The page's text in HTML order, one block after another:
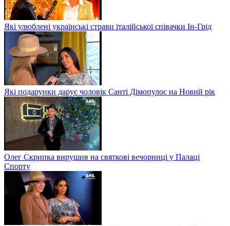
Які улюблені українські страви італійської співачки Ін-Грід
Які подарунки дарує чоловік Санті Дімопулос на Новий рік
Олег Скрипка вирушив на святкові вечорниці у Палаці
Спорту